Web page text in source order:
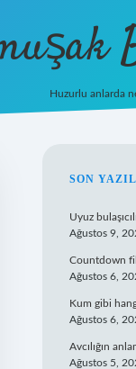
Huzurlu anlarda
SON
Uyuz
Ağustos 9,
Countdown
Ağustos 6,
Kum gibi
Ağustos 6,
Avcılığın
Ağustos 5,